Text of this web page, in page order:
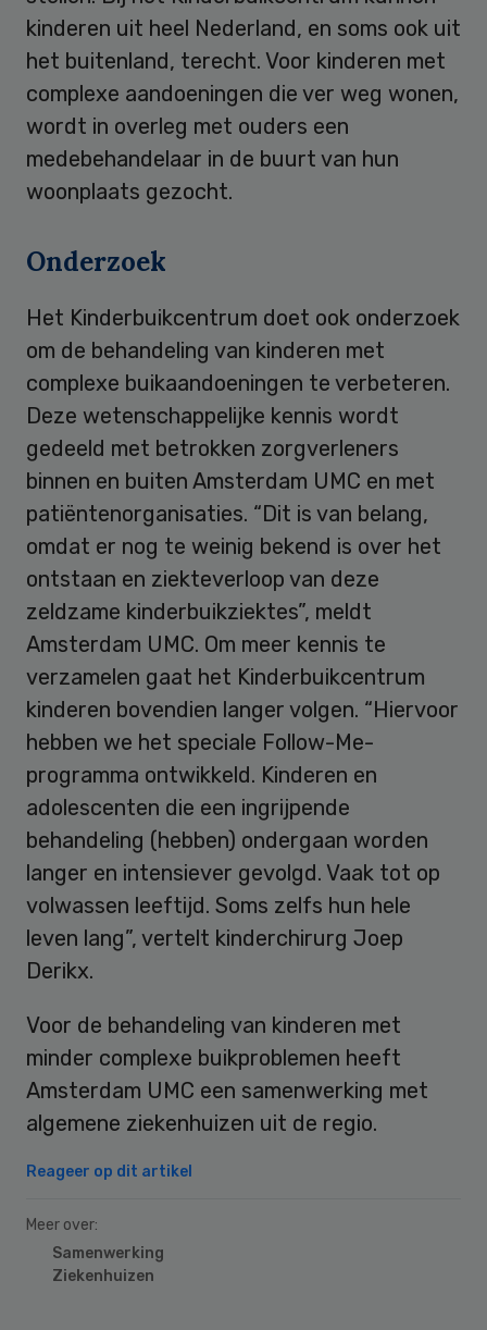
kinderen uit heel Nederland, en soms ook uit
het buitenland, terecht. Voor kinderen met
complexe aandoeningen die ver weg wonen,
wordt in overleg met ouders een
medebehandelaar in de buurt van hun
woonplaats gezocht.
Onderzoek
Het Kinderbuikcentrum doet ook onderzoek
om de behandeling van kinderen met
complexe buikaandoeningen te verbeteren.
Deze wetenschappelijke kennis wordt
gedeeld met betrokken zorgverleners
binnen en buiten Amsterdam UMC en met
patiëntenorganisaties. “Dit is van belang,
omdat er nog te weinig bekend is over het
ontstaan en ziekteverloop van deze
zeldzame kinderbuikziektes”, meldt
Amsterdam UMC. Om meer kennis te
verzamelen gaat het Kinderbuikcentrum
kinderen bovendien langer volgen. “Hiervoor
hebben we het speciale Follow-Me-
programma ontwikkeld. Kinderen en
adolescenten die een ingrijpende
behandeling (hebben) ondergaan worden
langer en intensiever gevolgd. Vaak tot op
volwassen leeftijd. Soms zelfs hun hele
leven lang”, vertelt kinderchirurg Joep
Derikx.
Voor de behandeling van kinderen met
minder complexe buikproblemen heeft
Amsterdam UMC een samenwerking met
algemene ziekenhuizen uit de regio.
Reageer op dit artikel
Meer over:
Samenwerking
Ziekenhuizen